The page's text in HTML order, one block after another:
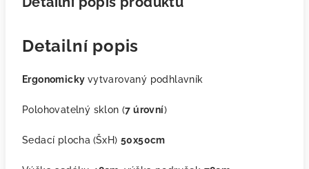
Detailní popis
Ergonomicky vytvarovaný podhlavník
Polohovatelný sklon (7 úrovní)
Sedací plocha (ŠxH)50x50cm